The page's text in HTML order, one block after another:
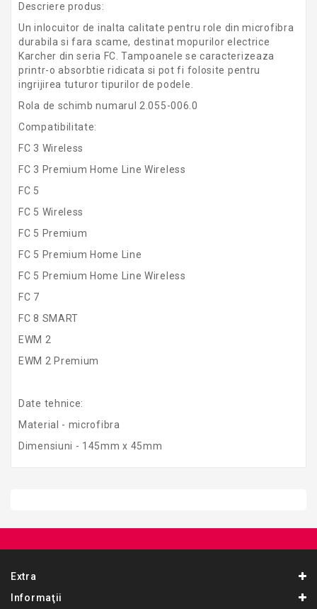
Descriere produs:
Un inlocuitor de inalta calitate pentru role din microfibra
durabila si fara scame, destinat mopurilor electrice
Karcher din seria FC. Tampoanele se caracterizeaza
printr-o absorbtie ridicata si pot fi folosite pentru
ingrijirea tuturor tipurilor de podele.
Rola de schimb numarul 2.055-006.0
Compatibilitate:
FC 3 Wireless
FC 3 Premium Home Line Wireless
FC 5
FC 5 Wireless
FC 5 Premium
FC 5 Premium Home Line
FC 5 Premium Home Line Wireless
FC 7
FC 8 SMART
EWM 2
EWM 2 Premium
Date tehnice:
Material - microfibra
Dimensiuni - 145mm x 45mm
Extra
Informaţii